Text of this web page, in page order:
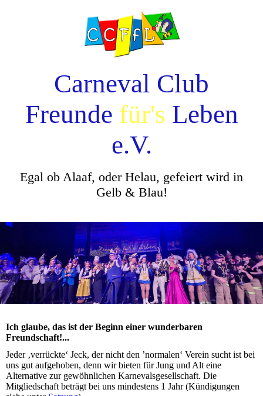
Carneval Club
Freunde für's Leben
e.V.
Egal ob Alaaf, oder Helau, gefeiert wird in
Gelb & Blau!
Ich glaube, das ist der Beginn einer wunderbaren
Freundschaft!...
Jeder ‚verrückte‘ Jeck, der nicht den ’normalen‘ Verein sucht ist bei
uns gut aufgehoben, denn wir bieten für Jung und Alt eine
Alternative zur gewöhnlichen Karnevalsgesellschaft. Die
Mitgliedschaft beträgt bei uns mindestens 1 Jahr (Kündigungen